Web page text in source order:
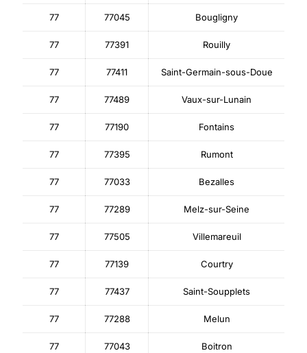
77 77045 Bougligny
77 77391 Rouilly
77 77411 Saint-Germain-sous-Doue
77 77489 Vaux-sur-Lunain
77 77190 Fontains
77 77395 Rumont
77 77033 Bezalles
77 77289 Melz-sur-Seine
77 77505 Villemareuil
77 77139 Courtry
77 77437 Saint-Soupplets
77 77288 Melun
77 77043 Boitron